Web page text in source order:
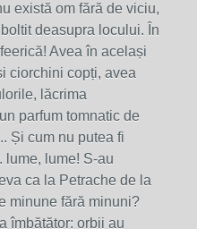
există om fără de viciu,
deasupra locului. În
Avea în același
ciorchini copți, avea
lăcrima
parfum tomnatic de
Și cum nu putea fi
lume, lume! S-au
ca la Petrache de la
minune fără minuni?
îmbătător: orbii au